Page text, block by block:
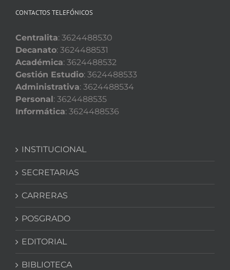
CONTACTOS TELEFÓNICOS
Centralita: 3624488530
Decanato: 3624488531
Académica: 3624488532
Gestión Estudio: 3624488533
Administrativa: 3624488534
Personal: 3624488535
Informática: 3624488536
INSTITUCIONAL
SECRETARIAS
CARRERAS
POSGRADO
EDITORIAL
BIBLIOTECA